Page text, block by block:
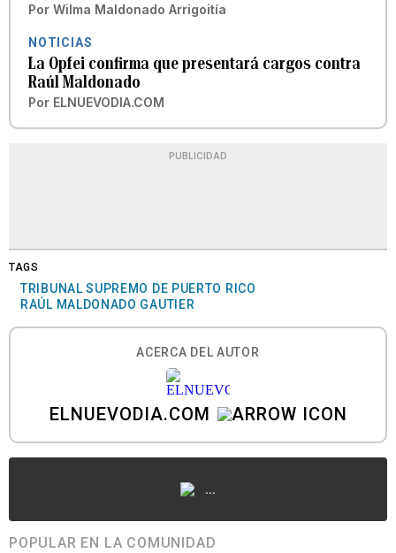
Por Wilma Maldonado Arrigoitía
NOTICIAS
La Opfei confirma que presentará cargos contra
Raúl Maldonado
Por ELNUEVODIA.COM
PUBLICIDAD
TAGS
TRIBUNAL SUPREMO DE PUERTO RICO
RAÚL MALDONADO GAUTIER
ACERCA DEL AUTOR
ELNUEVODIA.COM
...
POPULAR EN LA COMUNIDAD